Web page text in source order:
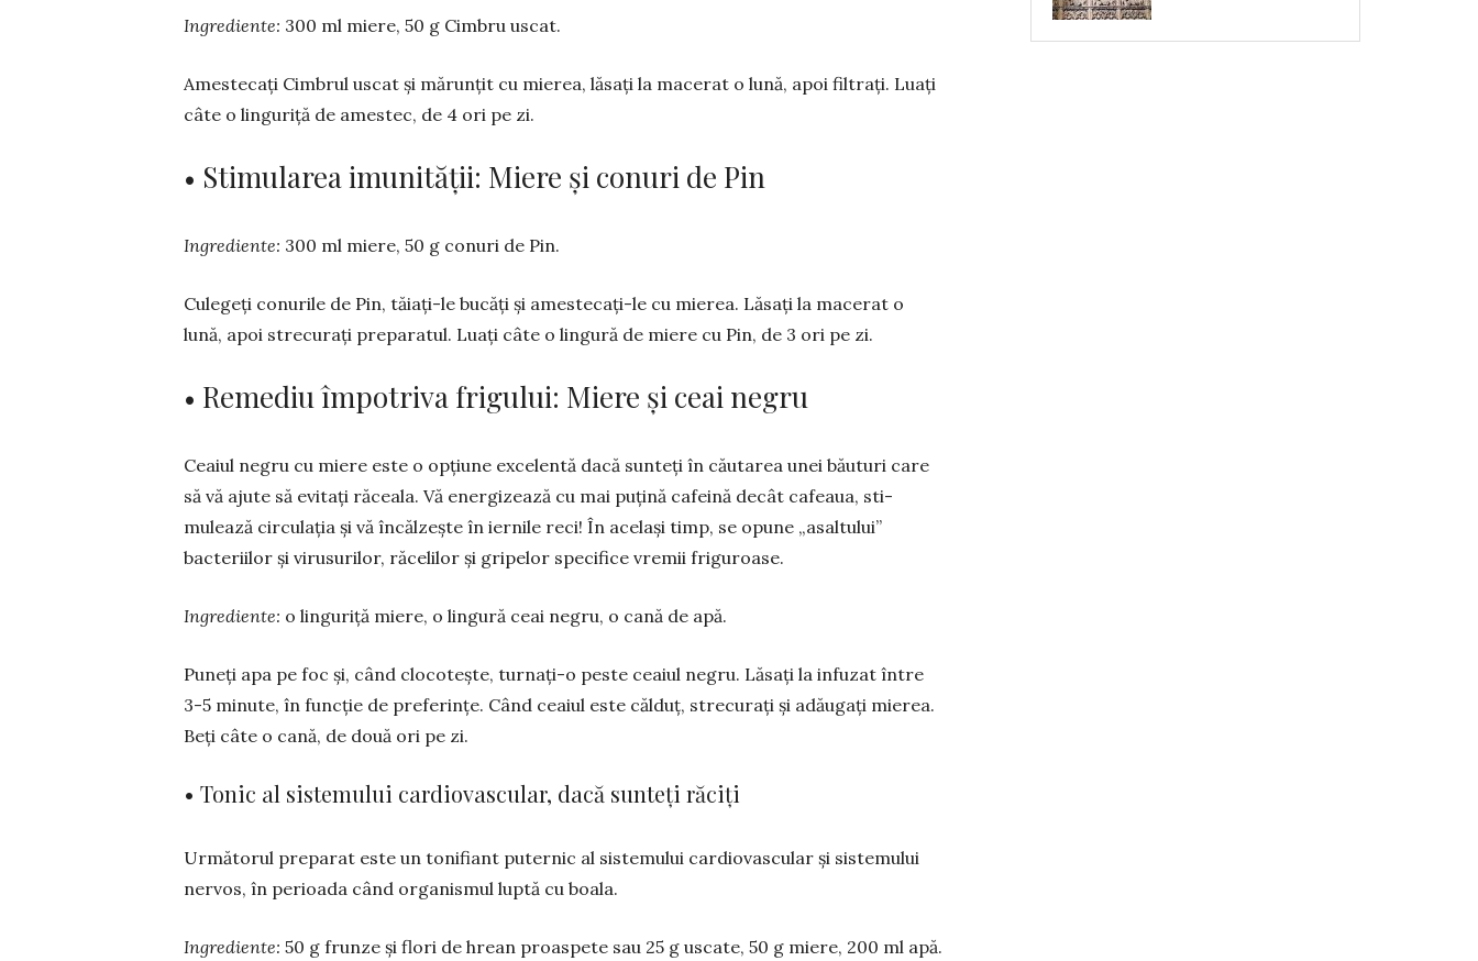
Ingrediente: 300 ml miere, 50 g Cimbru uscat.
Amestecați Cimbrul uscat și mărunțit cu mie­rea, lăsați la macerat o lună, apoi filtrați. Luați
câte o linguriță de amestec, de 4 ori pe zi.
• Stimularea imunității: Miere și conuri de Pin
Ingrediente: 300 ml miere, 50 g conuri de Pin.
Culegeți conurile de Pin, tăiați-le bucăți și ames­­tecați-le cu mierea. Lăsați la macerat o
lună, apoi strecurați preparatul. Luați câte o lingură de miere cu Pin, de 3 ori pe zi.
• Remediu împotriva frigului: Miere și ceai negru
Ceaiul negru cu miere este o opțiune excelentă dacă sunteți în căutarea unei băuturi care
să vă aju­te să evitați răceala. Vă energizează cu mai puțină cafeină decât cafeaua, sti­
mulează circulația și vă încălzește în iernile reci! În același timp, se opune „asaltului”
bacteriilor și virusurilor, răcelilor și gripelor specifice vremii friguroase.
Ingrediente: o linguriță miere, o lingură ceai negru, o cană de apă.
Puneți apa pe foc și, când clocotește, turnați-o peste ceaiul negru. Lăsați la infuzat între
3-5 minute, în funcție de preferințe. Când ceaiul este călduț, strecurați și adăugați mierea.
Beți câte o cană, de două ori pe zi.
• Tonic al sistemului cardiovascular, dacă sunteți răciți
Următorul preparat este un tonifiant puternic al sistemului cardiovascular și sistemului
nervos, în perioada când organismul luptă cu boala.
Ingrediente: 50 g frunze și flori de hrean proas­pete sau 25 g uscate, 50 g miere, 200 ml apă.